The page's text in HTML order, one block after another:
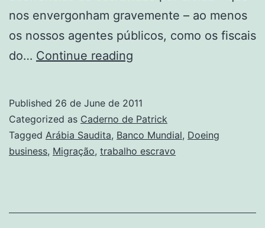
nos envergonham gravemente – ao menos
os nossos agentes públicos, como os fiscais
do… Continue reading
da
escravidão
moderna
Published 26 de June de 2011
Categorized as Caderno de Patrick
Tagged Arábia Saudita, Banco Mundial, Doeing
business, Migração, trabalho escravo